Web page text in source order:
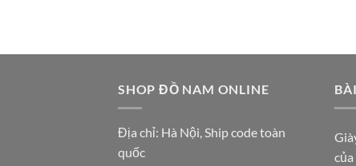
SHOP ĐỒ NAM ONLINE
Địa chỉ: Hà Nội, Ship code toàn
quốc